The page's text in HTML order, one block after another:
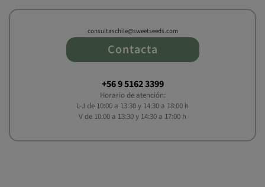
consultaschile@sweetseeds.com
Contacta
+56 9 5162 3399
Horario de atención:
L-J de 10:00 a 13:30 y 14:30 a 18:00 h
V de 10:00 a 13:30 y 14:30 a 17:00 h